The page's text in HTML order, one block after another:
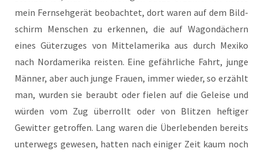
mein Fern­seh­ge­rät beob­ach­tet, dort waren auf dem Bild­
schirm Men­schen zu erken­nen, die auf Wagon­dä­chern
eines Güter­zu­ges von Mit­tel­ame­ri­ka aus durch Mexi­ko
nach Nord­ame­ri­ka reis­ten. Eine gefähr­li­che Fahrt, jun­ge
Män­ner, aber auch jun­ge Frau­en, immer wie­der, so erzählt
man, wur­den sie beraubt oder fie­len auf die Gelei­se und
wür­den vom Zug über­rollt oder von Blit­zen hef­ti­ger
Gewit­ter getrof­fen. Lang waren die Über­le­ben­den bereits
unter­wegs gewe­sen, hat­ten nach eini­ger Zeit kaum noch